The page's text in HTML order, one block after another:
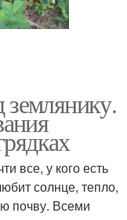
землянику.
все, у кого есть
солнце, тепло,
почву. Всеми